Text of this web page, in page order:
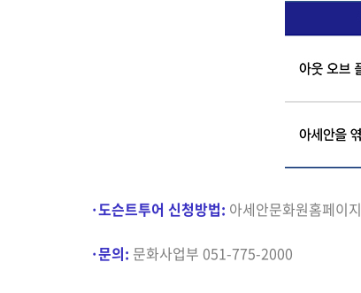
·도슨트투어 신청방법: 아세안문화원홈페이지
·문의: 문화사업부 051-775-2000